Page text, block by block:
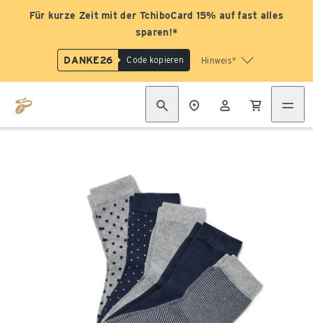
Für kurze Zeit mit der TchiboCard 15% auf fast alles
sparen!*
DANKE26 Code kopieren Hinweis*